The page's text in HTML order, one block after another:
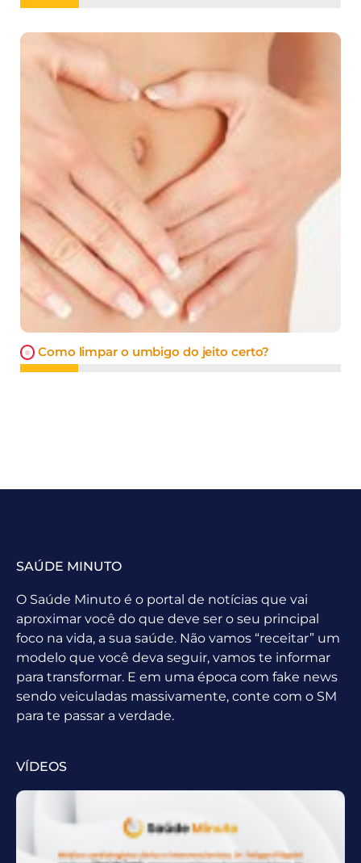
Como limpar o umbigo do jeito certo?
SAÚDE MINUTO
O Saúde Minuto é o portal de notícias que vai
aproximar você do que deve ser o seu principal
foco na vida, a sua saúde. Não vamos “receitar” um
modelo que você deva seguir, vamos te informar
para transformar. E em uma época com fake news
sendo veiculadas massivamente, conte com o SM
para te passar a verdade.
VÍDEOS